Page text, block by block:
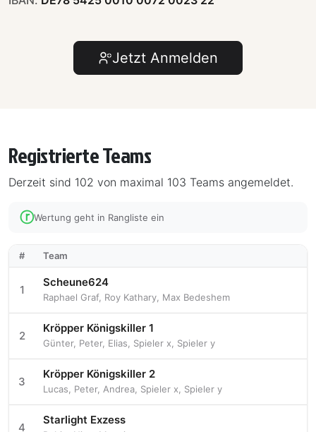
Jetzt Anmelden
Registrierte Teams
Derzeit sind 102 von maximal 103 Teams angemeldet.
ⓡWertung geht in Rangliste ein
# Team
1
Scheune624
Raphael Graf, Roy Kathary Max Bedeshem
2
Kröpper Königskiller 1
Günter, Peter, Elias Spieler x Spieler y
3
Kröpper Königskiller 2
Lucas Peter, Andrea Spieler x Spieler y
4
Starlight Exzess